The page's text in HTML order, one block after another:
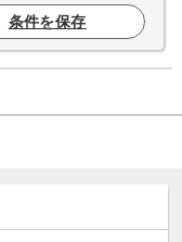
条件を保存